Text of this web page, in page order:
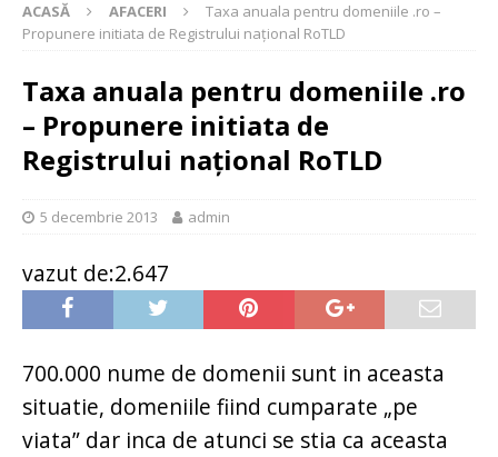
ACASĂ AFACERI
Taxa anuala pentru domeniile .ro –
Propunere initiata de Registrului naţional RoTLD
Taxa anuala pentru domeniile .ro
– Propunere initiata de
Registrului naţional RoTLD
5 decembrie 2013 admin
vazut de:2.647
700.000 nume de domenii sunt in aceasta
situatie, domeniile fiind cumparate „pe
viata” dar inca de atunci se stia ca aceasta